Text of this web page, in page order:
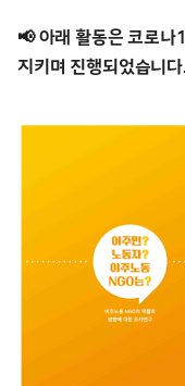
📢 아래 활동은 코로나
지키며 진행되었습니다.